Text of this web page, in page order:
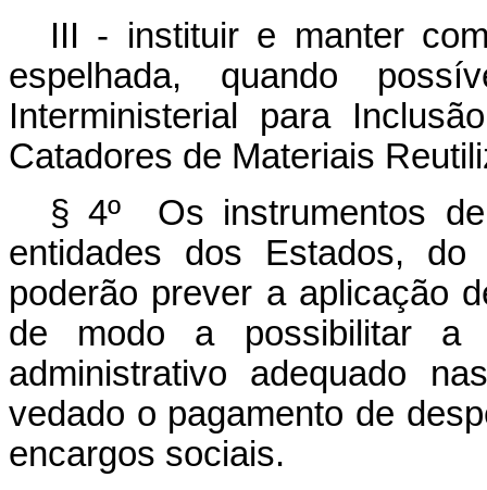
III - instituir e manter
espelhada, quando
Interministerial para
Catadores de Materiais
§ 4º Os instrumentos
entidades dos Estados,
poderão prever a aplicação
de modo a possibilitar a
administrativo adequado
vedado o pagamento de
encargos sociais.